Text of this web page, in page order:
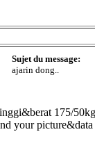
Sujet du message:
ajarin dong..
175/
your